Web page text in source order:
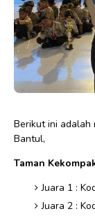
Berikut ini adalah
Bantul,
Taman
⁠Juara 1 :
⁠Juara 2 :